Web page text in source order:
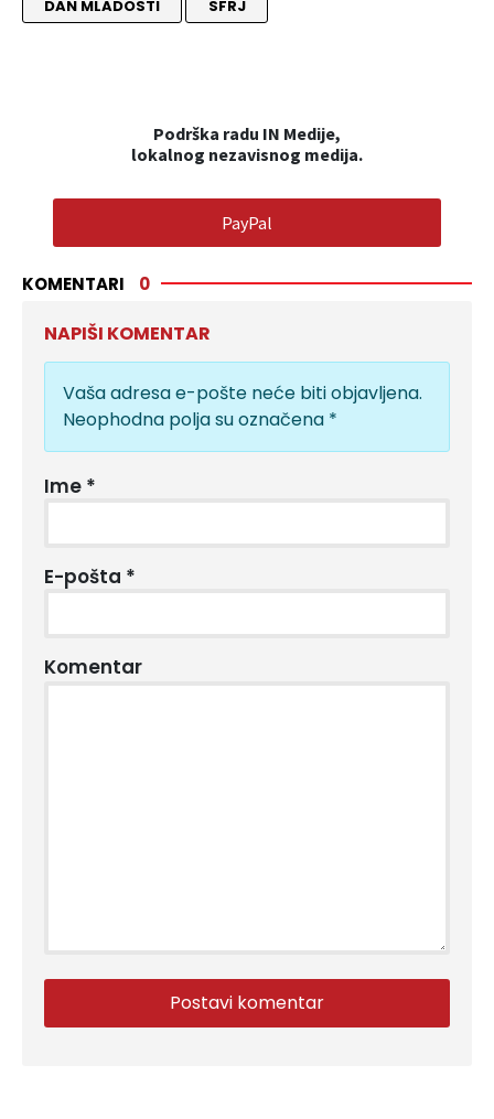
DAN MLADOSTI SFRJ
Podrška radu IN Medije,
lokalnog nezavisnog medija.
PayPal
KOMENTARI 0
NAPIŠI KOMENTAR
Vaša adresa e-pošte neće biti objavljena.
Neophodna polja su označena *
Ime *
E-pošta *
Komentar